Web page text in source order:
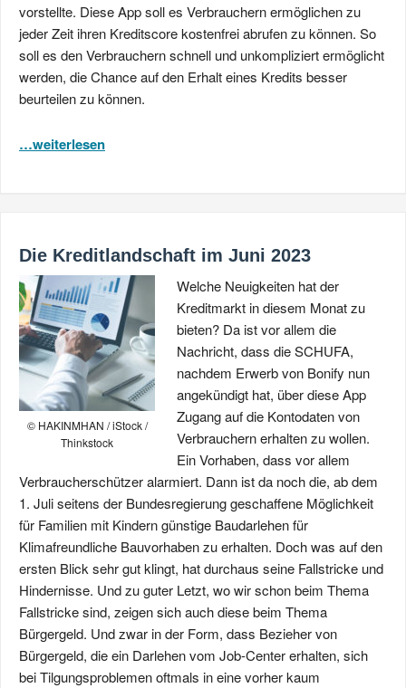
vorstellte. Diese App soll es Verbrauchern ermöglichen zu
jeder Zeit ihren Kreditscore kostenfrei abrufen zu können. So
soll es den Verbrauchern schnell und unkompliziert ermöglicht
werden, die Chance auf den Erhalt eines Kredits besser
beurteilen zu können.
…weiterlesen
Die Kreditlandschaft im Juni 2023
© HAKINMHAN / iStock /
Thinkstock
Welche Neuigkeiten hat der
Kreditmarkt in diesem Monat zu
bieten? Da ist vor allem die
Nachricht, dass die SCHUFA,
nachdem Erwerb von Bonify nun
angekündigt hat, über diese App
Zugang auf die Kontodaten von
Verbrauchern erhalten zu wollen.
Ein Vorhaben, dass vor allem
Verbraucherschützer alarmiert. Dann ist da noch die, ab dem
1. Juli seitens der Bundesregierung geschaffene Möglichkeit
für Familien mit Kindern günstige Baudarlehen für
Klimafreundliche Bauvorhaben zu erhalten. Doch was auf den
ersten Blick sehr gut klingt, hat durchaus seine Fallstricke und
Hindernisse. Und zu guter Letzt, wo wir schon beim Thema
Fallstricke sind, zeigen sich auch diese beim Thema
Bürgergeld. Und zwar in der Form, dass Bezieher von
Bürgergeld, die ein Darlehen vom Job-Center erhalten, sich
bei Tilgungsproblemen oftmals in eine vorher kaum